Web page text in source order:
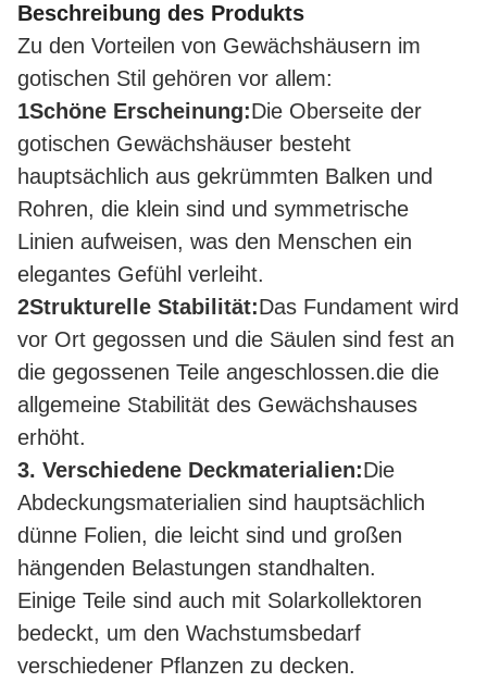
Beschreibung des Produkts
Zu den Vorteilen von Gewächshäusern im
gotischen Stil gehören vor allem:
1Schöne Erscheinung:Die Oberseite der
gotischen Gewächshäuser besteht
hauptsächlich aus gekrümmten Balken und
Rohren, die klein sind und symmetrische
Linien aufweisen, was den Menschen ein
elegantes Gefühl verleiht.
2Strukturelle Stabilität:Das Fundament wird
vor Ort gegossen und die Säulen sind fest an
die gegossenen Teile angeschlossen.die die
allgemeine Stabilität des Gewächshauses
erhöht.
3. Verschiedene Deckmaterialien:Die
Abdeckungsmaterialien sind hauptsächlich
dünne Folien, die leicht sind und großen
hängenden Belastungen standhalten.
Einige Teile sind auch mit Solarkollektoren
bedeckt, um den Wachstumsbedarf
verschiedener Pflanzen zu decken.